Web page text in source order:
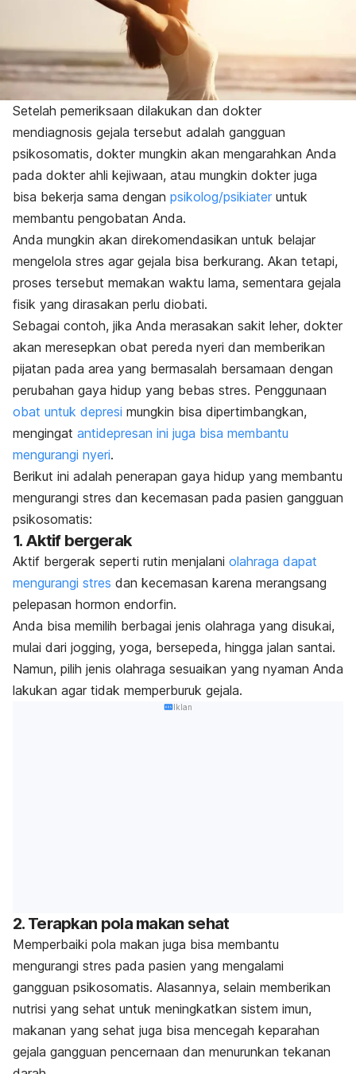
Setelah pemeriksaan dilakukan dan dokter
mendiagnosis gejala tersebut adalah gangguan
psikosomatis, dokter mungkin akan mengarahkan Anda
pada dokter ahli kejiwaan, atau mungkin dokter juga
bisa bekerja sama dengan psikolog/psikiater untuk
membantu pengobatan Anda.
Anda mungkin akan direkomendasikan untuk belajar
mengelola stres agar gejala bisa berkurang. Akan tetapi,
proses tersebut memakan waktu lama, sementara gejala
fisik yang dirasakan perlu diobati.
Sebagai contoh, jika Anda merasakan sakit leher, dokter
akan meresepkan obat pereda nyeri dan memberikan
pijatan pada area yang bermasalah bersamaan dengan
perubahan gaya hidup yang bebas stres. Penggunaan
obat untuk depresi mungkin bisa dipertimbangkan,
mengingat antidepresan ini juga bisa membantu
mengurangi nyeri.
Berikut ini adalah penerapan gaya hidup yang membantu
mengurangi stres dan kecemasan pada pasien gangguan
psikosomatis:
1. Aktif bergerak
Aktif bergerak seperti rutin menjalani olahraga dapat
mengurangi stres dan kecemasan karena merangsang
pelepasan hormon endorfin.
Anda bisa memilih berbagai jenis olahraga yang disukai,
mulai dari jogging, yoga, bersepeda, hingga jalan santai.
Namun, pilih jenis olahraga sesuaikan yang nyaman Anda
lakukan agar tidak memperburuk gejala.
Iklan
2. Terapkan pola makan sehat
Memperbaiki pola makan juga bisa membantu
mengurangi stres pada pasien yang mengalami
gangguan psikosomatis. Alasannya, selain memberikan
nutrisi yang sehat untuk meningkatkan sistem imun,
makanan yang sehat juga bisa mencegah keparahan
gejala gangguan pencernaan dan menurunkan tekanan